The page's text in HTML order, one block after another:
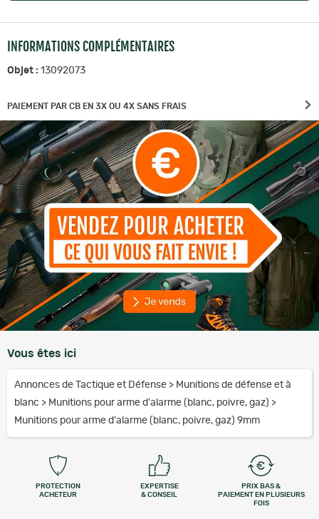
INFORMATIONS COMPLÉMENTAIRES
Objet : 13092073
PAIEMENT PAR CB EN 3X OU 4X SANS FRAIS
Vous êtes ici
Annonces de Tactique et Défense > Munitions de défense et à
blanc > Munitions pour arme d'alarme (blanc, poivre, gaz) >
Munitions pour arme d'alarme (blanc, poivre, gaz) 9mm
PROTECTION
ACHETEUR
EXPERTISE
& CONSEIL
PRIX BAS &
PAIEMENT EN PLUSIEURS
FOIS